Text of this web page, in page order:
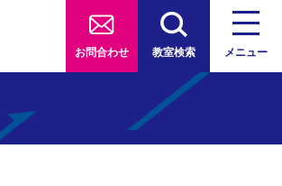
お問合わせ 教室検索 メニュー